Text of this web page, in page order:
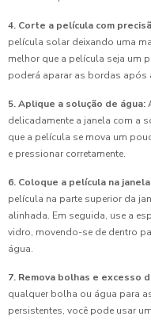
4. Corte a película com
película solar deixando uma
melhor que a película seja um
poderá aparar as bordas após
5. Aplique a solução de água:
delicadamente a janela com a
que a película se mova um
e pressionar corretamente.
6. Coloque a película na
película na parte superior da
alinhada. Em seguida, use a
vidro, movendo-se de dentro
água.
7. Remova bolhas e excesso
qualquer bolha ou água para
persistentes, você pode usar